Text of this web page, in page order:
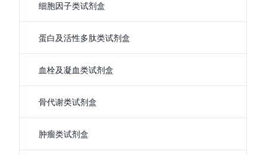
细胞因子类试剂盒
蛋白及活性多肽类试剂盒
血栓及凝血类试剂盒
骨代谢类试剂盒
肿瘤类试剂盒